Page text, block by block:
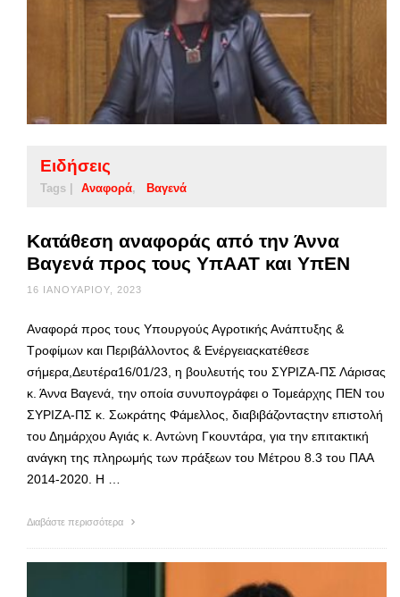
Ειδήσεις
Tags | Αναφορά Βαγενά
Κατάθεση αναφοράς από την Άννα
Βαγενά προς τους ΥπΑΑΤ και ΥπΕΝ
16 ΙΑΝΟΥΑΡΊΟΥ, 2023
Αναφορά προς τους Υπουργούς Αγροτικής Ανάπτυξης &
Τροφίμων και Περιβάλλοντος & Ενέργειαςκατέθεσε
σήμερα,Δευτέρα16/01/23, η βουλευτής του ΣΥΡΙΖΑ-ΠΣ Λάρισας
κ. Άννα Βαγενά, την οποία συνυπογράφει ο Τομεάρχης ΠΕΝ του
ΣΥΡΙΖΑ-ΠΣ κ. Σωκράτης Φάμελλος, διαβιβάζονταςτην επιστολή
του Δημάρχου Αγιάς κ. Αντώνη Γκουντάρα, για την επιτακτική
ανάγκη της πληρωμής των πράξεων του Μέτρου 8.3 του ΠΑΑ
2014-2020. Η …
Διαβάστε περισσότερα